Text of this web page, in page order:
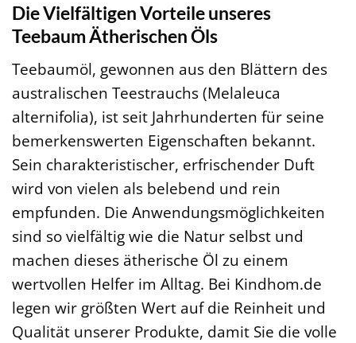
Die Vielfältigen Vorteile unseres
Teebaum Ätherischen Öls
Teebaumöl, gewonnen aus den Blättern des
australischen Teestrauchs (Melaleuca
alternifolia), ist seit Jahrhunderten für seine
bemerkenswerten Eigenschaften bekannt.
Sein charakteristischer, erfrischender Duft
wird von vielen als belebend und rein
empfunden. Die Anwendungsmöglichkeiten
sind so vielfältig wie die Natur selbst und
machen dieses ätherische Öl zu einem
wertvollen Helfer im Alltag. Bei Kindhom.de
legen wir größten Wert auf die Reinheit und
Qualität unserer Produkte, damit Sie die volle